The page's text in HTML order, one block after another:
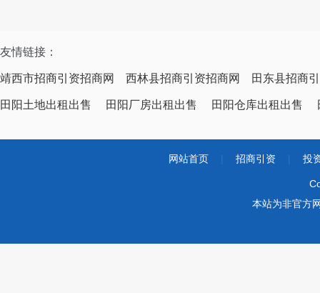
友情链接：
靖西市招商引资招商网 西林县招商引资招商网 田东县招商
田阳土地出租出售 田阳厂房出租出售 田阳仓库出租出售
网站首页 招商引资 投
本站为非官方